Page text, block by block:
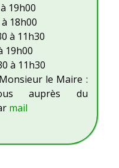
19h00
18h00
à 11h30
19h00
à 11h30
le Maire :
auprès du
mail